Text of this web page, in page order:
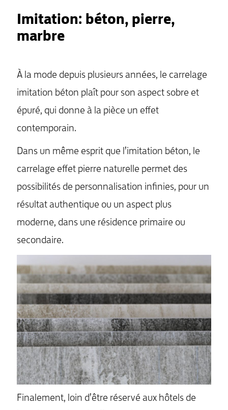
Imitation: béton, pierre,
marbre
À la mode depuis plusieurs années, le carrelage
imitation béton plaît pour son aspect sobre et
épuré, qui donne à la pièce un effet
contemporain.
Dans un même esprit que l’imitation béton, le
carrelage effet pierre naturelle permet des
possibilités de personnalisation infinies, pour un
résultat authentique ou un aspect plus
moderne, dans une résidence primaire ou
secondaire.
Finalement, loin d’être réservé aux hôtels de